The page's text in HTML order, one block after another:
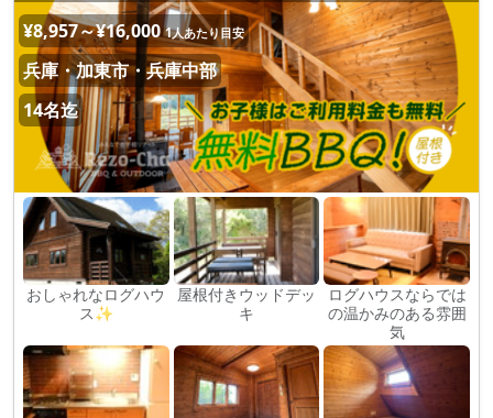
¥8,957～¥16,000 1人あたり目安
兵庫・加東市・兵庫中部
14名迄
おしゃれなログハウ
ス✨
屋根付きウッドデッ
キ
ログハウスならでは
の温かみのある雰囲
気